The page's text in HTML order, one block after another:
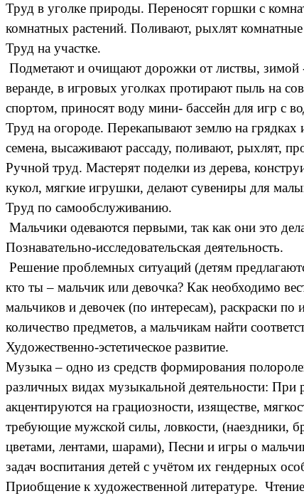
Труд в уголке природы. Переносят горшки с
комнатных растений. Поливают, рыхлят
Труд на участке.
Подметают и очищают дорожки от листвы, зимой -
веранде, в игровых уголках протирают пыль на
спортом, приносят воду мини- бассейн для игр с
Труд на огороде. Перекапывают землю на
семена, высаживают рассаду, поливают, рыхлят,
Ручной труд. Мастерят поделки из дерева,
кукол, мягкие игрушки, делают сувениры для
Труд по самообслуживанию.
Мальчики одеваются первыми, так как они это
Познавательно-исследовательская деятельность.
Решение проблемных ситуаций (детям
кто ты – мальчик или девочка? Как необходимо
мальчиков и девочек (по интересам), раскраски
количество предметов, а мальчикам найти
Художественно-эстетическое развитие.
Музыка – одно из средств формирования
различных видах музыкальной деятельности: При
акцентируются на грациозности, изяществе,
требующие мужской силы, ловкости, (наездники,
цветами, лентами, шарами), Песни и игры о
задач воспитания детей с учётом их гендерных
Приобщение к художественной литературе.